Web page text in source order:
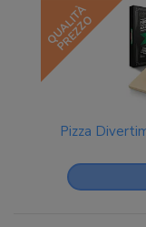
QUALITÀ
PREZZO
Pizza